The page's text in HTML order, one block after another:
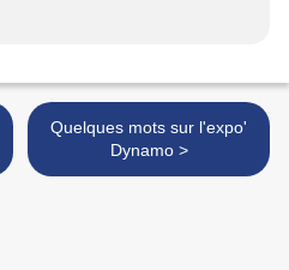
Quelques mots sur l'expo'
Dynamo >